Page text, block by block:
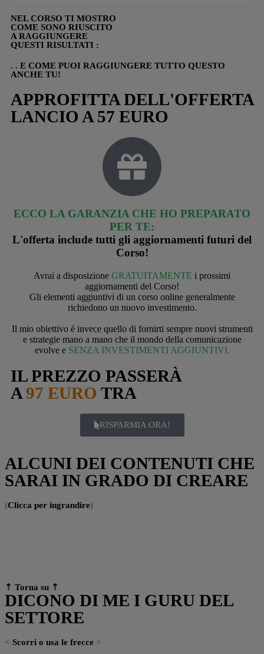
NEL CORSO TI MOSTRO
COME SONO RIUSCITO
A RAGGIUNGERE
QUESTI RISULTATI :
. . E COME PUOI RAGGIUNGERE TUTTO QUESTO
ANCHE TU!
APPROFITTA DELL'OFFERTA
LANCIO A 57 EURO
ECCO LA GARANZIA CHE HO PREPARATO
PER TE:
L'offerta include tutti gli aggiornamenti futuri del
Corso!
Avrai a disposizione GRATUITAMENTE i prossimi
aggiornamenti del Corso!
Gli elementi aggiuntivi di un corso online generalmente
richiedono un nuovo investimento.
Il mio obiettivo é invece quello di fornirti sempre nuovi strumenti
e strategie mano a mano che il mondo della comunicazione
evolve e SENZA INVESTIMENTI AGGIUNTIVI.
IL PREZZO PASSERÀ
A 97 EURO TRA
RISPARMIA ORA!
ALCUNI DEI CONTENUTI CHE
SARAI IN GRADO DI CREARE
(Clicca per ingrandire)
⇡ Torna su ⇡
DICONO DI ME I GURU DEL
SETTORE
< Scorri o usa le frecce >